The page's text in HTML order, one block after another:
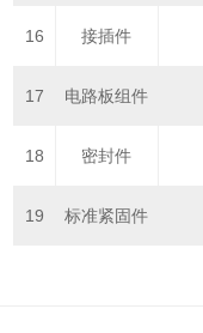
16 接插件
17 电路板组件
18 密封件
19 标准紧固件